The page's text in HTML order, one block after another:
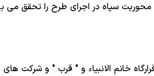
كه محوريت سپاه در اجراى طرح را تحقق
خانم الانبياء و " قرب " و شركت هاى